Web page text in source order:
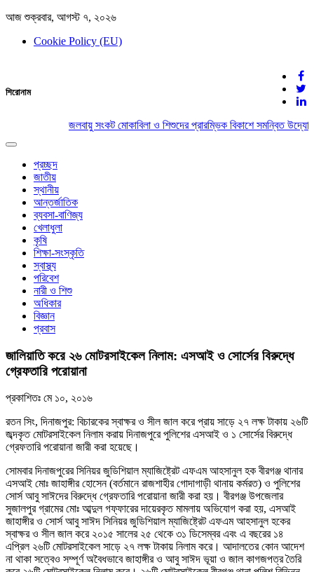
আজ শুক্রবার, আগস্ট ৭, ২০২৬
Cookie Policy (EU)
দেশের খবর
যুক্ত থাকুন দেশের সঙ্গে
শিরোনাম
জলবায়ু সংকট মোকাবিলা ও শিশুদের প্রারম্ভিক বিকাশে সমন্বিত
Toggle
navigation
প্রচ্ছদ
জাতীয়
স্থানীয়
আন্তর্জাতিক
ব্যবসা-বাণিজ্য
খেলাধুলা
কৃষি
শিক্ষা-সংস্কৃতি
স্বাস্থ্য
পরিবেশ
নারী ও শিশু
অধিকার
বিজ্ঞান
প্রবাস
জালিয়াতি করে ২৬ মোটরসাইকেল নিলাম: এসআই ও সোর্সের বিরুদ্ধে
গ্রেফতারি পরোয়ানা
প্রকাশিতঃ মে ১০, ২০১৬
রতন সিং, দিনাজপুর: বিচারকের স্বাক্ষর ও সীল জাল করে প্রায় সাড়ে ২৭ লক্ষ টাকায় ২৬টি
জব্দকৃত মোটরসাইকেল নিলাম করায় দিনাজপুরে পুলিশের এসআই ও ১ সোর্সের বিরুদ্ধে
গ্রেফতারি পরোয়ানা জারী করা হয়েছে।
সোমবার দিনাজপুরের সিনিয়র জুডিশিয়াল ম্যাজিষ্ট্রেট এফএম আহসানুল হক বীরগঞ্জ থানার
এসআই মোঃ জাহাঙ্গীর হোসেন (বর্তমানে রাজশাহীর গোদাগাড়ী থানায় কর্মরত) ও পুলিশের
সোর্স আবু সাঈদের বিরুদ্ধে গ্রেফতারি পরোয়ানা জারী করা হয়। বীরগঞ্জ উপজেলার
সুজালপুর গ্রামের মোঃ আব্দুল গফ্ফারের দায়েরকৃত মামলায় অভিযোগ করা হয়, এসআই
জাহাঙ্গীর ও সোর্স আবু সাঈদ সিনিয়র জুডিশিয়াল ম্যাজিষ্ট্রেট এফএম আহসানুল হকের
স্বাক্ষর ও সীল জাল করে ২০১৫ সালের ২৫ থেকে ৩১ ডিসেম্বর এবং এ বছরের ১৪
এপ্রিল ২৬টি মোটরসাইকেল সাড়ে ২৭ লক্ষ টাকায় নিলাম করে। আদালতের কোন আদেশ
না থাকা সত্বেও সম্পূর্ণ অবৈধভাবে জাহাঙ্গীর ও আবু সাঈদ ভূয়া ও জাল কাগজপত্র তৈরি